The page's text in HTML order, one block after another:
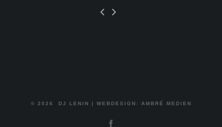
© 2026 DJ LENIN | WEBDESIGN: AMBRÉ MEDIEN